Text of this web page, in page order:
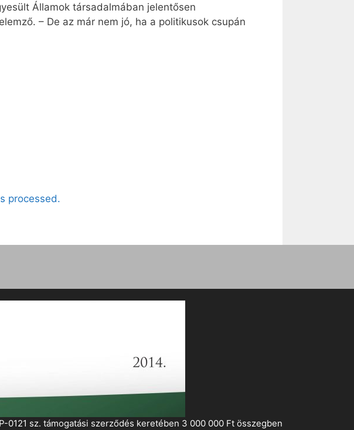
Államok társadalmában jelentősen
– De az már nem jó, ha a politikusok csupán
processed.
0121 sz. támogatási szerződés keretében 3 000 000 Ft összegben